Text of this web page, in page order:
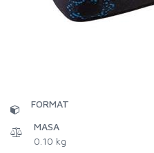
FORMAT
MASA
0.10 kg